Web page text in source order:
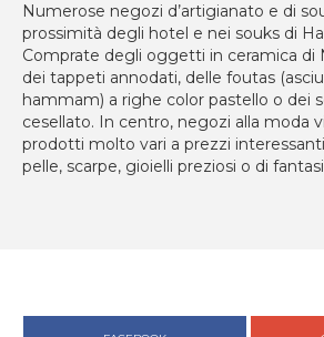
Numerose negozi d’artigianato e di
prossimità degli hotel e nei souks di
Comprate degli oggetti in ceramica di
dei tappeti annodati, delle foutas
hammam) a righe color pastello o dei
cesellato. In centro, negozi alla moda
prodotti molto vari a prezzi
pelle, scarpe, gioielli preziosi o di